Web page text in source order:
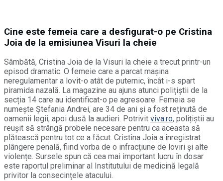
Cine este femeia care a desfigurat-o pe Cristina
Joia de la emisiunea Visuri la cheie
Sâmbătă, Cristina Joia de la Visuri la cheie a trecut printr-un
episod dramatic. O femeie care a parcat mașina
neregulamentar a lovit-o atât de puternic, încât i-s spart
piramida nazală. La magazine au ajuns atunci polițiștii de la
secția 14 care au identificat-o pe agresoare. Femeia se
numește Ștefania Andrei, are 34 de ani și a fost reținută de
oamenii legii, apoi dusă la audieri. Potrivit viva.ro, polițiștii au
reușit să strângă probele necesare pentru ca aceasta să
plătească pentru tot ce a făcut. Cristina Joia a înregistrat
plângere penală, fiind vorba de o infracțiune de loviri și alte
violențe. Sursele spun că cea mai important lucru în dosar
este raportul preliminar al Institutului de medicină legală
privitor la consecințele atacului.